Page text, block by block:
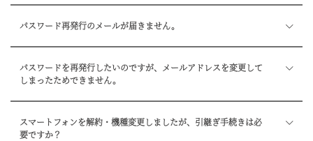
パスワード再発行のメールが届きません。
パスワードを再発行したいのですが、メールアドレスを変更して
しまったためできません。
スマートフォンを解約・機種変更しましたが、引継ぎ手続きは必
要ですか？